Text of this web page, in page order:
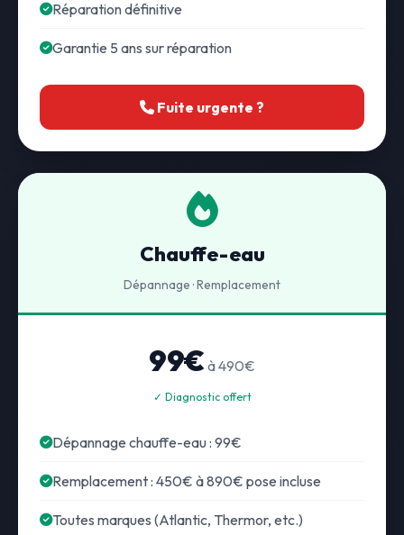
Réparation définitive
Garantie 5 ans sur réparation
Fuite urgente ?
Chauffe-eau
Dépannage · Remplacement
99€ à 490€
✓ Diagnostic offert
Dépannage chauffe-eau : 99€
Remplacement : 450€ à 890€ pose incluse
Toutes marques (Atlantic, Thermor, etc.)